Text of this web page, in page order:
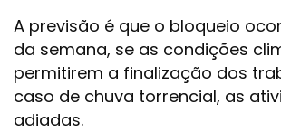
A previsão é que o bloqueio
da semana, se as condições
permitirem a finalização dos
caso de chuva torrencial, as
adiadas.